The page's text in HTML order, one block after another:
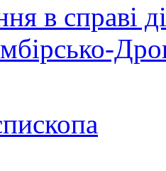
в справі